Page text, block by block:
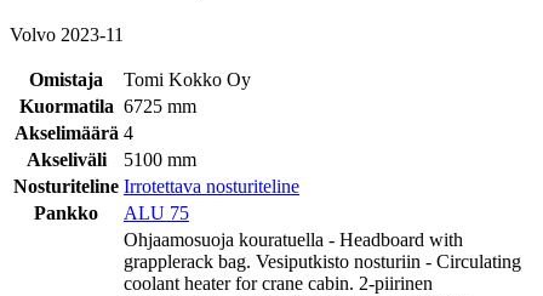
Volvo 2023-11
Omistaja
Tomi Kokko Oy
Kuormatila 6725 mm
Akselimäärä 4
Akseliväli
5100 mm
Nosturiteline Irrotettava nosturiteline
Pankko
ALU 75
Ohjaamosuoja kouratuella - Headboard with
grapplerack bag. Vesiputkisto nosturiin - Circulating
coolant heater for crane cabin. 2-piirinen